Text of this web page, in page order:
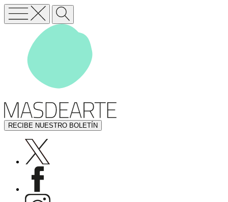
RECIBE NUESTRO BOLETÍN